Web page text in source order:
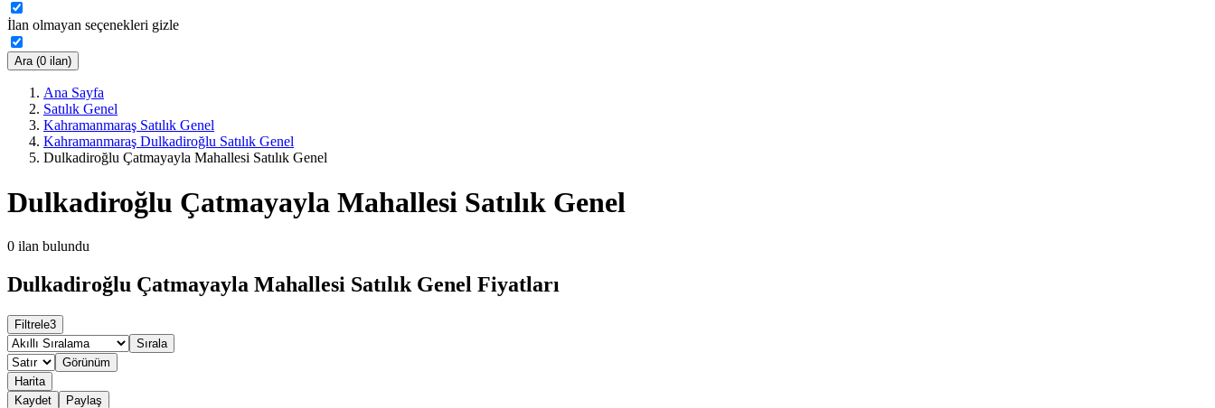
İlan olmayan seçenekleri gizle
Ara (0 ilan)
Ana Sayfa
Satılık Genel
Kahramanmaraş Satılık Genel
Kahramanmaraş Dulkadiroğlu Satılık Genel
Dulkadiroğlu Çatmayayla Mahallesi Satılık Genel
Dulkadiroğlu Çatmayayla Mahallesi Satılık Genel
0 ilan bulundu
Dulkadiroğlu Çatmayayla Mahallesi Satılık Genel Fiyatları
Filtrele3
Sırala
Görünüm
Harita
Kaydet
Paylaş